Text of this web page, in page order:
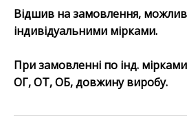
Відшив на замовлення,
індивідуальними мірками.
При замовленні по інд.
ОГ, ОТ, ОБ, довжину виробу.